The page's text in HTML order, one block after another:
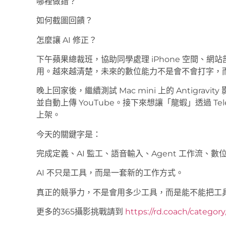
如何截圖回饋？
怎麼讓 AI 修正？
下午蘋果總裁班，協助同學處理 iPhone 空間、網
用。越來越清楚，未來的數位能力不是會不會打字
晚上回家後，繼續測試 Mac mini 上的 Antigravity
並自動上傳 YouTube。接下來想讓「龍蝦」透過
上架。
今天的關鍵字是：
完成定義、AI 監工、語音輸入、Agent 工作流、數
AI 不只是工具，而是一套新的工作方式。
真正的競爭力，不是會用多少工具，而是能不能把
更多的365攝影挑戰請到 https://rd.coach/